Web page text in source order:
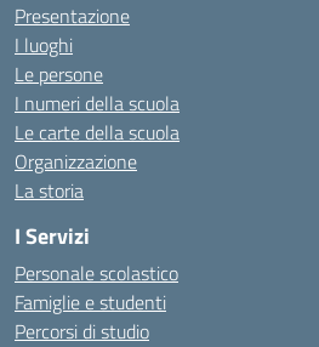
Presentazione
I luoghi
Le persone
I numeri della scuola
Le carte della scuola
Organizzazione
La storia
I Servizi
Personale scolastico
Famiglie e studenti
Percorsi di studio